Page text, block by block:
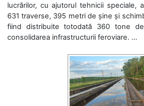
lucrărilor, cu ajutorul tehnicii speciale,
631 traverse, 395 metri de șine și
fiind distribuite totodată 360 tone
consolidarea infrastructurii feroviare. ...